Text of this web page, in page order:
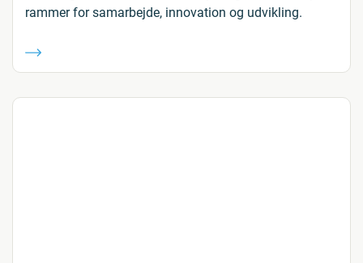
rammer for samarbejde, innovation og udvikling.